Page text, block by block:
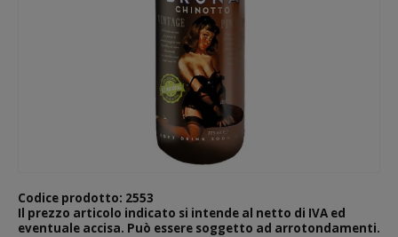
Codice prodotto: 2553
Il prezzo articolo indicato si intende al netto di IVA ed
eventuale accisa. Può essere soggetto ad arrotondamenti.